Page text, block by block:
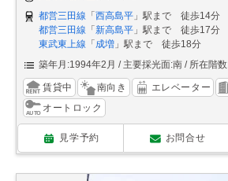
都営三田線 「 西高島平 」駅まで 徒歩14分
都営三田線 「 新高島平 」駅まで 徒歩17分
東武東上線 「 成増 」駅まで 徒歩18分
築年月:1994年2月
主要採光面:南 所在階
賃貸中 南向き エレベーター
オートロック
見学予約 お問合せ